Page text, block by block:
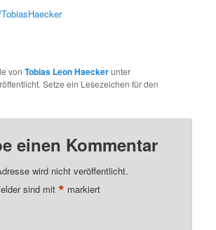
vonTobias Leon Haeckerunter
Setze ein Lesezeichen für den
einen Kommentar
wird nicht veröffentlicht.
sind mit* markiert